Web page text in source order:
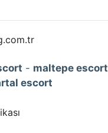
- maltepe escort
escort